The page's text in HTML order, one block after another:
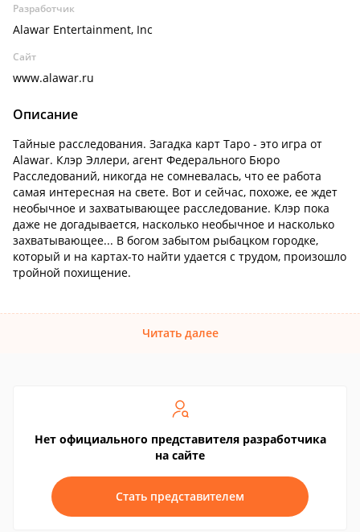
Разработчик
Alawar Entertainment, Inc
Сайт
www.alawar.ru
Описание
Тайные расследования. Загадка карт Таро - это игра от
Alawar. Клэр Эллери, агент Федерального Бюро
Расследований, никогда не сомневалась, что ее работа
самая интересная на свете. Вот и сейчас, похоже, ее ждет
необычное и захватывающее расследование. Клэр пока
даже не догадывается, насколько необычное и насколько
захватывающее... В богом забытом рыбацком городке,
который и на картах-то найти удается с трудом, произошло
тройной похищение.
Читать далее
Нет официального представителя разработчика
на сайте
Стать представителем